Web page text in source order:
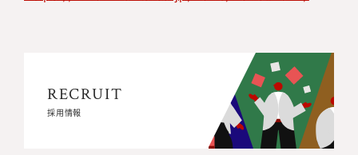
RECRUIT
採用情報
RECRUIT
採用情報